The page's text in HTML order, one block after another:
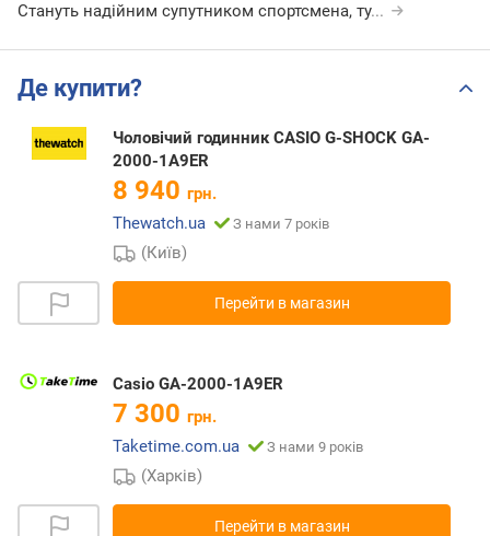
Стануть надійним супутником спортсмена, ту...
Де купити?
Чоловічий годинник CASIO G-SHOCK GA-
2000-1A9ER
8 940 грн.
Thewatch.ua
З нами 7 років
(Київ)
Перейти в магазин
Casio GA-2000-1A9ER
7 300 грн.
Taketime.com.ua
З нами 9 років
(Харків)
Перейти в магазин